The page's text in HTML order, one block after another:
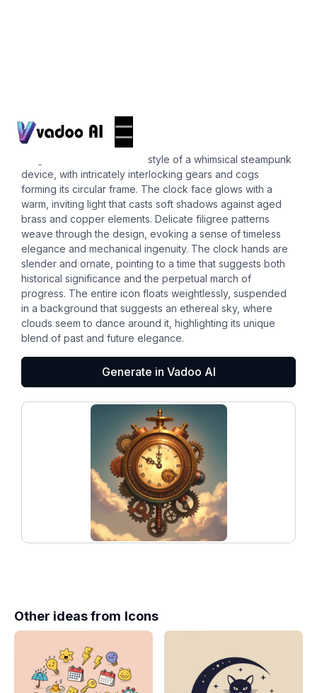
clock icon
Imagine a clock icon in the style of a whimsical steampunk
device, with intricately interlocking gears and cogs
forming its circular frame. The clock face glows with a
warm, inviting light that casts soft shadows against aged
brass and copper elements. Delicate filigree patterns
weave through the design, evoking a sense of timeless
elegance and mechanical ingenuity. The clock hands are
slender and ornate, pointing to a time that suggests both
historical significance and the perpetual march of
progress. The entire icon floats weightlessly, suspended
in a background that suggests an ethereal sky, where
clouds seem to dance around it, highlighting its unique
blend of past and future elegance.
Generate in Vadoo AI
Other ideas from Icons